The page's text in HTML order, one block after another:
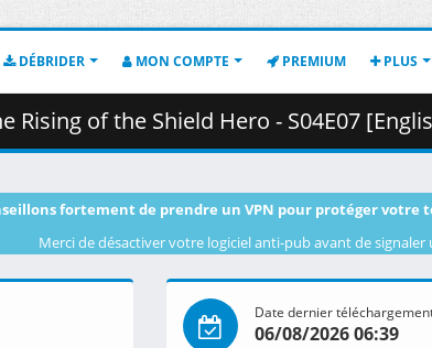
DÉBRIDER MON COMPTE PREMIUM PLUS
Shield Hero - S04E07 [English Dub] [CR WEB-DL
fortement de prendre un VPN pour protéger
Merci de désactiver votre logiciel anti-pub avant de signaler
Date dernier
06/08/2026 06:39